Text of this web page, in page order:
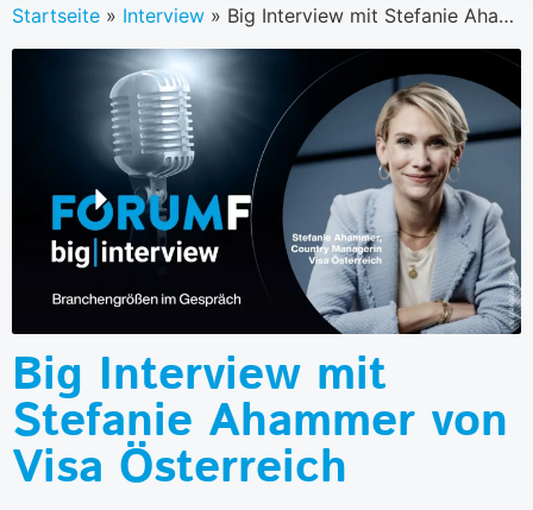
Startseite » Interview » Big Interview mit Stefanie Ahammer von Visa Österreich
Big Interview mit
Stefanie Ahammer von
Visa Österreich